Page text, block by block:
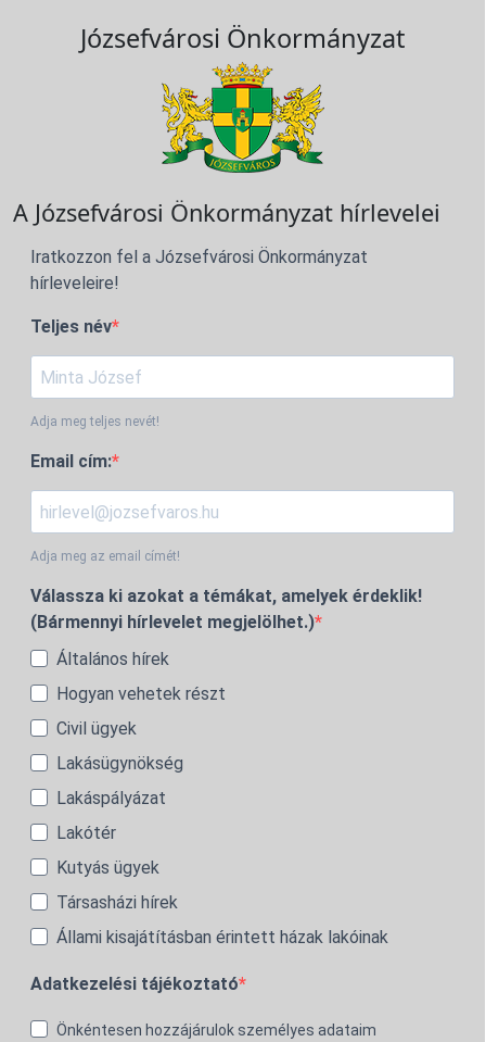
Józsefvárosi Önkormányzat
A Józsefvárosi Önkormányzat hírlevelei
Iratkozzon fel a Józsefvárosi Önkormányzat
hírleveleire!
Teljes név
Adja meg teljes nevét!
Email cím:
Adja meg az email címét!
Válassza ki azokat a témákat, amelyek érdeklik!
(Bármennyi hírlevelet megjelölhet.)
Általános hírek
Hogyan vehetek részt
Civil ügyek
Lakásügynökség
Lakáspályázat
Lakótér
Kutyás ügyek
Társasházi hírek
Állami kisajátításban érintett házak lakóinak
Adatkezelési tájékoztató
Önkéntesen hozzájárulok személyes adataim